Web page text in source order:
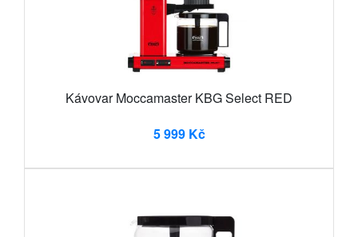
Kávovar Moccamaster KBG Select RED
5 999 Kč